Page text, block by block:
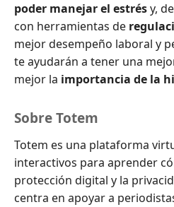
poder manejar el estrésy,
con herramientas de
mejor desempeño laboral y
te ayudarán a tener una
mejor la importancia de la
Sobre Totem
Totem es una plataforma
interactivos para aprender
protección digital y la
centra en apoyar a